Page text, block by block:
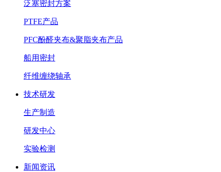
泛塞密封方案
PTFE产品
PFC酚醛夹布&聚脂夹布产品
船用密封
纤维缠绕轴承
技术研发
生产制造
研发中心
实验检测
新闻资讯